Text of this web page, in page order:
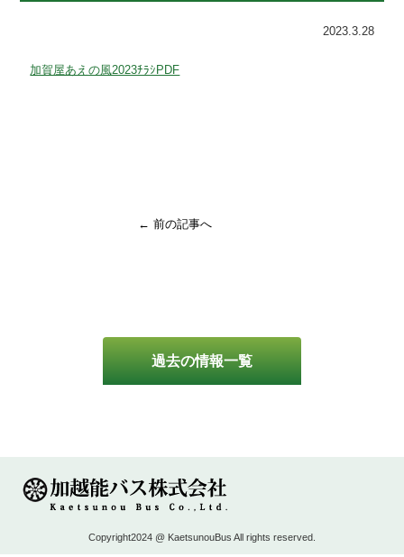
過去の情報一覧
2023.3.28
加賀屋あえの風2023ﾁﾗｼPDF
← 前の記事へ
Copyright2024 @ KaetsunouBus All rights reserved.